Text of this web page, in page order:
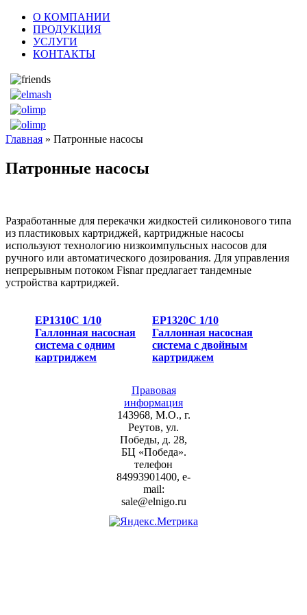
О КОМПАНИИ
ПРОДУКЦИЯ
УСЛУГИ
КОНТАКТЫ
Главная » Патронные насосы
Патронные насосы
Разработанные для перекачки жидкостей силиконового типа
из пластиковых картриджей, картриджные насосы
используют технологию низкоимпульсных насосов для
ручного или автоматического дозирования. Для управления
непрерывным потоком Fisnar предлагает тандемные
устройства картриджей.
EP1310C 1/10
Галлонная насосная
система с одним
картриджем
EP1320C 1/10
Галлонная насосная
система с двойным
картриджем
Правовая
информация
143968, М.О., г.
Реутов, ул.
Победы, д. 28,
БЦ «Победа».
телефон
84993901400, e-
mail:
sale@elnigo.ru